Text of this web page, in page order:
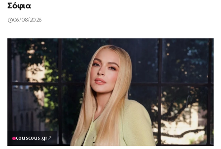
Σόφια
06/08/2026
couscous.gr↗